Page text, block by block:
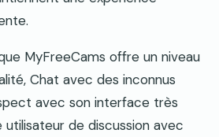
MyFreeCams offre un niveau
Chat avec des inconnus
avec son interface très
de discussion avec